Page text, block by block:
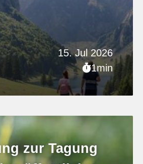
15. Jul 2026
1min
zur Tagung